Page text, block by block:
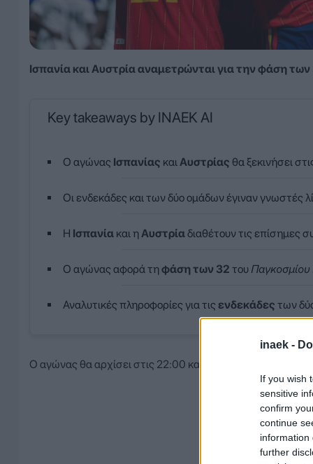
inaek -
If you wish
sensitive
confirm
continue
information
further
Ισπανία και Αυστρία αναμετρώνται για την φάση
Key takeaways by INAEK AI
Ο αγώνας Ισπανίας καιΑυστρίας θα ξεκινήσει
Οι ενδεκάδες και των δύο ομάδων έγιναν γνωστές
Η Ισπανίακαι ηΑυστρίαδιαθέτουν τις επίσημες
Ο αγώνας αφορά τηφάση των 32 του
Αναλυτικές πληροφορίες για τις ενδεκάδες των
Ο αγώνας θα αρχίσει στις 22:00 και πριν από λίγο έγιναν